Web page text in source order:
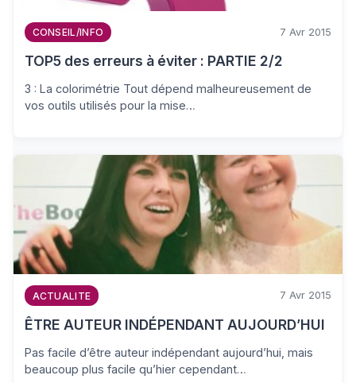
CONSEIL/INFO 7 Avr 2015
TOP5 des erreurs à éviter : PARTIE 2/2
3 : La colorimétrie Tout dépend malheureusement de
vos outils utilisés pour la mise…
ACTUALITE 7 Avr 2015
ÊTRE AUTEUR INDÉPENDANT AUJOURD’HUI
Pas facile d’être auteur indépendant aujourd’hui, mais
beaucoup plus facile qu’hier cependant…